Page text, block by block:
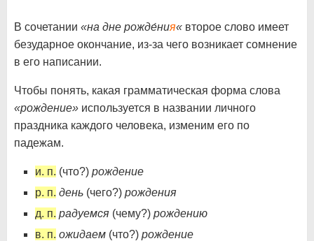
В сочетании «на дне рожде́ния« второе слово имеет
безударное окончание, из-за чего возникает сомнение
в его написании.
Чтобы понять, какая грамматическая форма слова
«рождение» используется в названии личного
праздника каждого человека, изменим его по
падежам.
и. п. (что?) рождение
р. п. день (чего?) рождения
д. п. радуемся (чему?) рождению
в. п. ожидаем (что?) рождение